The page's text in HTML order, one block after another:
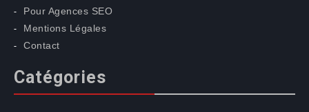
Pour Agences SEO
Mentions Légales
Contact
Catégories